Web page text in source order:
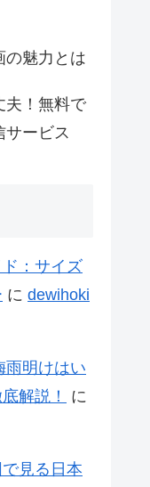
の魅力とは
夫！無料で
サービス
：サイズ
に dewihoki
雨明けはい
解説！
に
見る日本